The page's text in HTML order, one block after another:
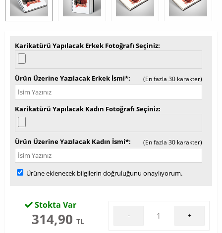
Karikatürü Yapılacak Erkek Fotoğrafı Seçiniz
Ürün Üzerine Yazılacak Erkek İsmi* (En fazla 30 karakter)
Karikatürü Yapılacak Kadın Fotoğrafı Seçiniz
Ürün Üzerine Yazılacak Kadın İsmi* (En fazla 30 karakter)
Ürüne eklenecek bilgilerin doğruluğunu onaylıyorum.
Stokta Var
314,90 TL
- +